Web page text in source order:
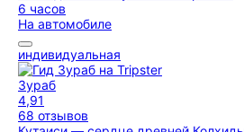
6 часов
На автомобиле
индивидуальная
Зураб
4,91
68 отзывов